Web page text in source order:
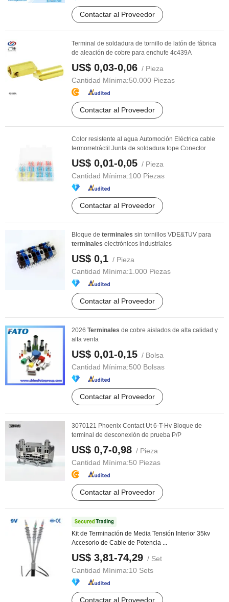
Contactar al Proveedor
Terminal de soldadura de tornillo de latón de fábrica
de aleación de cobre para enchufe 4c439A
US$ 0,03-0,06 / Pieza
Cantidad Mínima:50.000 Piezas
Contactar al Proveedor
Color resistente al agua Automoción Eléctrica cable
termorretráctil Junta de soldadura tope Conector
US$ 0,01-0,05 / Pieza
Cantidad Mínima:100 Piezas
Contactar al Proveedor
Bloque de terminales sin tornillos VDE&TUV para
terminales electrónicos industriales
US$ 0,1 / Pieza
Cantidad Mínima:1.000 Piezas
Contactar al Proveedor
2026 Terminales de cobre aislados de alta calidad y
alta venta
US$ 0,01-0,15 / Bolsa
Cantidad Mínima:500 Bolsas
Contactar al Proveedor
3070121 Phoenix Contact Ut 6-T-Hv Bloque de
terminal de desconexión de prueba P/P
US$ 0,7-0,98 / Pieza
Cantidad Mínima:50 Piezas
Contactar al Proveedor
Kit de Terminación de Media Tensión Interior 35kv
Accesorio de Cable de Potencia ...
US$ 3,81-74,29 / Set
Cantidad Mínima:10 Sets
Contactar al Proveedor